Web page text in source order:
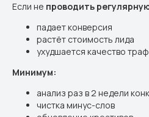
Если не проводить
падает конверсия
растёт стоимость лида
ухудшается качество
Минимум:
анализ раз в 2 недели
чистка минус-слов